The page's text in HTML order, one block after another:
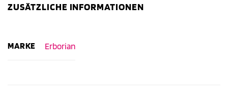
ZUSÄTZLICHE INFORMATIONEN
MARKE Erborian